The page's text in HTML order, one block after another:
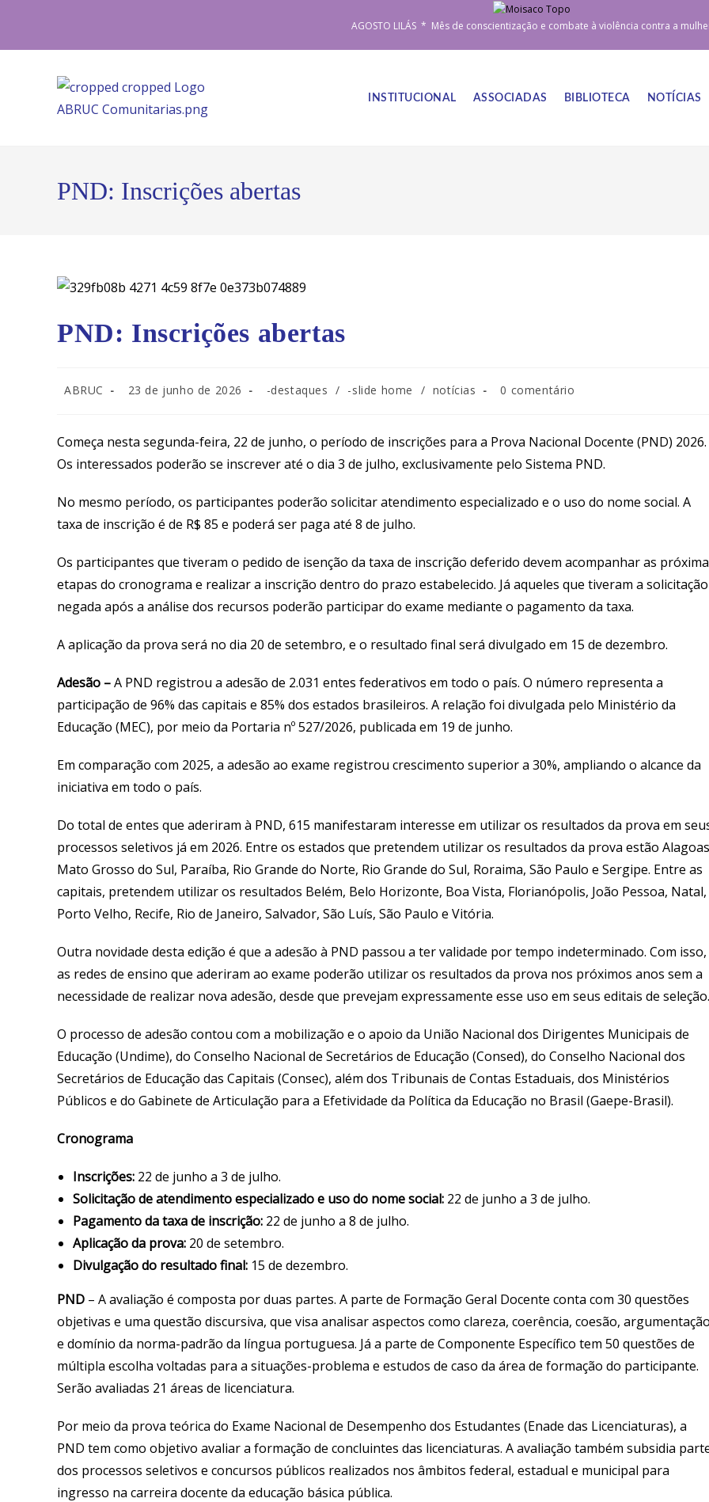
o
AGOSTO LILÁS * Mês de conscientização e combate à violência contra a
INSTITUCIONAL ASSOCIADAS BIBLIOTECA NOTÍCIAS
PND: Inscrições abertas
PND: Inscrições abertas
Autor
ABRUC
Post
publicado:
23 de junho de 2026
Categoria
-destaques / -slide home / notícias
Comentários
0 comentário
Começa nesta segunda-feira, 22 de junho, o período de inscrições para a Prova Nacional Docente (PND) 2026.
Os interessados poderão se inscrever até o dia 3 de julho, exclusivamente pelo Sistema PND.
No mesmo período, os participantes poderão solicitar atendimento especializado e o uso do nome social. A
taxa de inscrição é de R$ 85 e poderá ser paga até 8 de julho.
Os participantes que tiveram o pedido de isenção da taxa de inscrição deferido devem acompanhar as
etapas do cronograma e realizar a inscrição dentro do prazo estabelecido. Já aqueles que tiveram a solicitação
negada após a análise dos recursos poderão participar do exame mediante o pagamento da taxa.
A aplicação da prova será no dia 20 de setembro, e o resultado final será divulgado em 15 de dezembro.
Adesão –A PND registrou a adesão de 2.031 entes federativos em todo o país. O número representa a
participação de 96% das capitais e 85% dos estados brasileiros. A relação foi divulgada pelo Ministério da
Educação (MEC), por meio da Portaria nº 527/2026, publicada em 19 de junho.
Em comparação com 2025, a adesão ao exame registrou crescimento superior a 30%, ampliando o alcance da
iniciativa em todo o país.
Do total de entes que aderiram à PND, 615 manifestaram interesse em utilizar os resultados da prova em
processos seletivos já em 2026. Entre os estados que pretendem utilizar os resultados da prova estão
Mato Grosso do Sul, Paraíba, Rio Grande do Norte, Rio Grande do Sul, Roraima, São Paulo e Sergipe. Entre as
capitais, pretendem utilizar os resultados Belém, Belo Horizonte, Boa Vista, Florianópolis, João Pessoa, Natal,
Porto Velho, Recife, Rio de Janeiro, Salvador, São Luís, São Paulo e Vitória.
Outra novidade desta edição é que a adesão à PND passou a ter validade por tempo indeterminado. Com isso,
as redes de ensino que aderiram ao exame poderão utilizar os resultados da prova nos próximos anos sem a
necessidade de realizar nova adesão, desde que prevejam expressamente esse uso em seus editais de seleção.
O processo de adesão contou com a mobilização e o apoio da União Nacional dos Dirigentes Municipais de
Educação (Undime), do Conselho Nacional de Secretários de Educação (Consed), do Conselho Nacional dos
Secretários de Educação das Capitais (Consec), além dos Tribunais de Contas Estaduais, dos Ministérios
Públicos e do Gabinete de Articulação para a Efetividade da Política da Educação no Brasil (Gaepe-Brasil).
Cronograma
Inscrições: 22 de junho a 3 de julho.
Solicitação de atendimento especializado e uso do nome social: 22 de junho a 3 de julho.
Pagamento da taxa de inscrição: 22 de junho a 8 de julho.
Aplicação da prova: 20 de setembro.
Divulgação do resultado final: 15 de dezembro.
PND – A avaliação é composta por duas partes. A parte de Formação Geral Docente conta com 30 questões
objetivas e uma questão discursiva, que visa analisar aspectos como clareza, coerência, coesão,
e domínio da norma-padrão da língua portuguesa. Já a parte de Componente Específico tem 50 questões de
múltipla escolha voltadas para a situações-problema e estudos de caso da área de formação do participante.
Serão avaliadas 21 áreas de licenciatura.
Por meio da prova teórica do Exame Nacional de Desempenho dos Estudantes (Enade das Licenciaturas), a
PND tem como objetivo avaliar a formação de concluintes das licenciaturas. A avaliação também subsidia
dos processos seletivos e concursos públicos realizados nos âmbitos federal, estadual e municipal para
ingresso na carreira docente da educação básica pública.